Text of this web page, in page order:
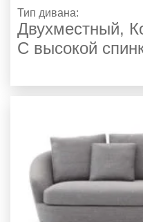
Тип дивана:
Двухместный,
С высокой